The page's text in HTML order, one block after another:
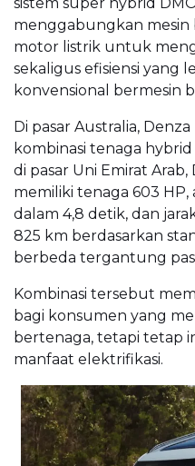
menggabungkan
motor listrik untuk
sekaligus efisiensi yang
konvensional bermesin
Di pasar Australia,
kombinasi tenaga
di pasar Uni Emirat
memiliki tenaga 603 HP,
dalam 4,8 detik, dan
825 km berdasarkan
berbeda tergantung
Kombinasi tersebut
bagi konsumen yang
bertenaga, tetapi tetap
manfaat elektrifikasi.